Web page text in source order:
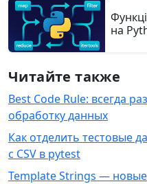
на
Читайте также
Best Code Rule: всегда
обработку данных
Как отделить тестовые
с CSV в pytest
Template Strings —